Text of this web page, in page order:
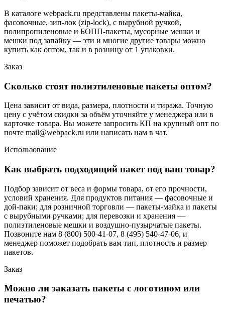
В каталоге webpack.ru представлены пакеты-майка,
фасовочные, зип-лок (zip-lock), с вырубной ручкой,
полипропиленовые и БОПП-пакеты, мусорные мешки и
мешки под запайку — эти и многие другие товары можно
купить как оптом, так и в розницу от 1 упаковки.
Заказ
Сколько стоят полиэтиленовые пакеты оптом?
Цена зависит от вида, размера, плотности и тиража. Точную
цену с учётом скидки за объём уточняйте у менеджера или в
карточке товара. Вы можете запросить КП на крупный опт по
почте mail@webpack.ru или написать нам в чат.
Использование
Как выбрать подходящий пакет под ваш товар?
Подбор зависит от веса и формы товара, от его прочности,
условий хранения. Для продуктов питания — фасовочные и
дой-паки; для розничной торговли — пакеты-майка и пакеты
с вырубными ручками; для перевозки и хранения —
полиэтиленовые мешки и воздушно-пузырчатые пакеты.
Позвоните нам 8 (800) 500-41-07, 8 (495) 540-47-06, и
менеджер поможет подобрать вам тип, плотность и размер
пакетов.
Заказ
Можно ли заказать пакеты с логотипом или
печатью?